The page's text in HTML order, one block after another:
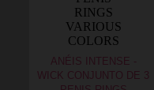
ANÉIS INTENSE -
WICK CONJUNTO DE 3